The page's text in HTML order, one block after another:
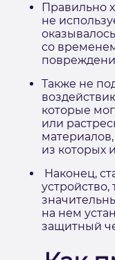
Правильно
не
со
Также не
которые
или
из которых
Наконец,
устройство,
на нем
защитный